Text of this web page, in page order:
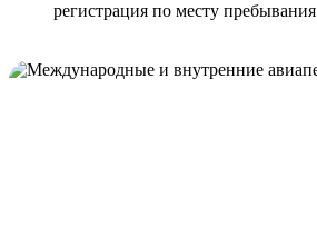
регистрация по месту пребывания